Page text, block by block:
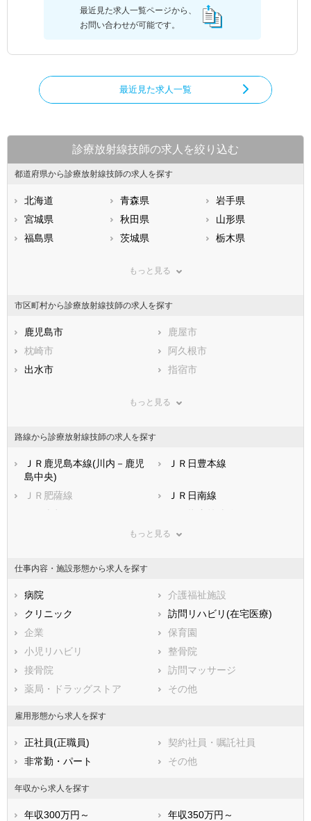
最近見た求人一覧ページから、
お問い合わせが可能です。
最近見た求人一覧
診療放射線技師の求人を絞り込む
都道府県から診療放射線技師の求人を探す
北海道 青森県
岩手県
宮城県
秋田県
山形県
福島県
茨城県
栃木県
神奈川県
石川県
福井県
静岡県
滋賀県
兵庫県
山口県
福岡県
佐賀県
熊本県
大分県
宮崎県
鹿児島県
もっと見る
市区町村から診療放射線技師の求人を探す
鹿児島市
鹿屋市
枕崎市
阿久根市
出水市
指宿市
日置市
いちき串木野市
志布志市
奄美市
南九州市
姶良市
鹿児島郡三島村
姶良郡湧水町
肝属郡錦江町
肝属郡肝付町
熊毛郡中種子町
熊毛郡南種子町
熊毛郡屋久島町
大島郡大和村
大島郡宇検村
大島郡瀬戸内町
大島郡龍郷町
大島郡喜界町
大島郡徳之島町
大島郡天城町
大島郡伊仙町
もっと見る
路線から診療放射線技師の求人を探す
ＪＲ鹿児島本線(川内－鹿児
島中央)
ＪＲ日豊本線
ＪＲ肥薩線
ＪＲ日南線
ＪＲ吉都線
ＪＲ指宿枕崎線
鹿児島市電第１期線
もっと見る
仕事内容・施設形態から求人を探す
病院
介護福祉施設
クリニック
訪問リハビリ(在宅医療)
企業
保育園
小児リハビリ
整骨院
接骨院
訪問マッサージ
薬局・ドラッグストア
その他
雇用形態から求人を探す
正社員(正職員)
契約社員・嘱託社員
非常勤・パート
その他
年収から求人を探す
年収300万円～
年収350万円～